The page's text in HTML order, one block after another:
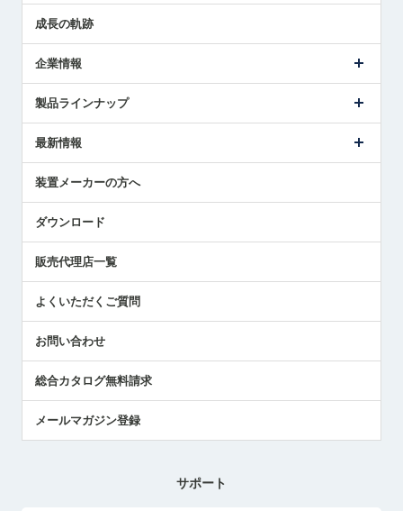
成長の軌跡
企業情報
ごあいさつ
受賞履歴
採用情報
国/地域/言語
製品ラインナップ
ツールセッタ製品
エアマイクロセンサ製品
最新情報
メトロールの技術
社員ブログ
中小企業のBCP地震対策
センサのテクニカルガイド
社長ブログ
装置メーカーの方へ
ダウンロード
販売代理店一覧
よくいただくご質問
お問い合わせ
総合カタログ無料請求
メールマガジン登録
サポート